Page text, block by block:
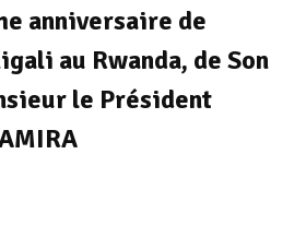
anniversaire de
au Rwanda, de Son
le Président